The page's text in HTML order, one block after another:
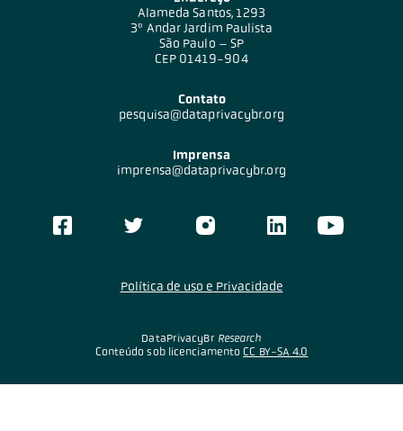
Alameda Santos, 1293
3º Andar Jardim Paulista
São Paulo – SP
CEP 01419-904
Contato
pesquisa@dataprivacybr.org
Imprensa
imprensa@dataprivacybr.org
DataPrivacyBr Research
Conteúdo sob licenciamento CC BY-SA 4.0
Política de uso e Privacidade